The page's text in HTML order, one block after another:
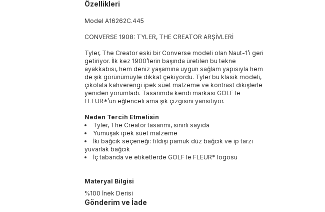
Özellikleri
Model A16262C.445
CONVERSE 1908: TYLER, THE CREATOR ARŞİVLERİ
Tyler, The Creator eski bir Converse modeli olan Naut-1’i geri
getiriyor. İlk kez 1900’lerin başında üretilen bu tekne
ayakkabısı, hem deniz yaşamına uygun sağlam yapısıyla hem
de şık görünümüyle dikkat çekiyordu. Tyler bu klasik modeli,
çikolata kahverengi ipek süet malzeme ve kontrast dikişlerle
yeniden yorumladı. Tasarımda kendi markası GOLF le
FLEUR*’ün eğlenceli ama şık çizgisini yansıtıyor.
Neden Tercih Etmelisin
Tyler, The Creator tasarımı, sınırlı sayıda
Yumuşak ipek süet malzeme
İki bağcık seçeneği: fildişi pamuk düz bağcık ve ip tarzı
yuvarlak bağcık
İç tabanda ve etiketlerde GOLF le FLEUR* logosu
Materyal Bilgisi
%100 İnek Derisi
Gönderim ve İade